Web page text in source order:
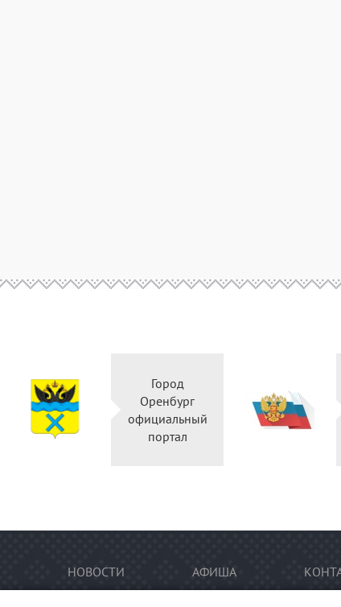
Город
Оренбург
официальный
портал
НОВОСТИ АФИША